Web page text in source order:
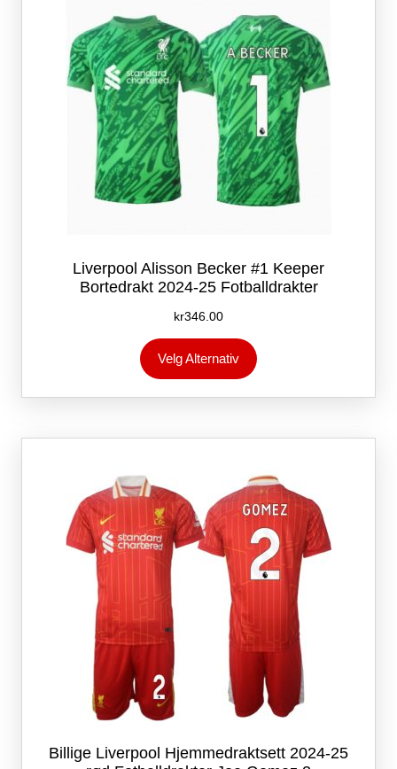
på
produktsiden
Liverpool Alisson Becker #1 Keeper
Bortedrakt 2024-25 Fotballdrakter
kr346.00
Velg Alternativ
produktet
flere
Alternativene
velges
på
produktsiden
Billige Liverpool Hjemmedraktsett 2024-25